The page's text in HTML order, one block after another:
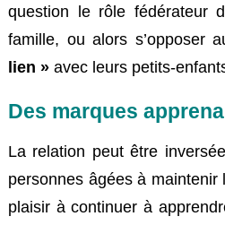
question le rôle fédérateur
famille, ou alors s’opposer
lien » avec leurs petits-
Des marques
La relation peut être
personnes âgées à
plaisir à continuer à